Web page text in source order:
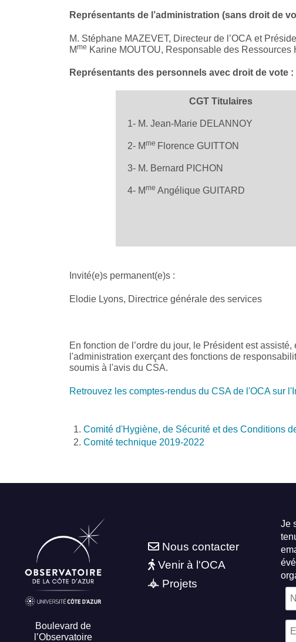
Représentants de l’administration (sans droit de
M. Stéphane MAZEVET, Directeur de l’OCA et
Mme Karine MOUTOU, Responsable des Ressources
Représentants des personnels avec droit de vote :
CGT Titulaires
1- M. Jean-Marie DELANNOY
2- Mme Florence GUITTON
3- M. Bernard PICHON
4- Mme Angélique GUITARD
Invité(e)s permanent(e)s :
Elodie Lyons, Directrice générale des services
En fonction de l’ordre du jour, le Président est
l'administration exerçant des fonctions de
soumis à l'avis du CSA.
Retrouvez les comptes-rendus du CSA de l'OCA sur
Comité d'Hygiène, de Sécurité et des Conditions
Comité technique 2019-2022
Boulevard de
l’Observatoire
Nous contacter
Venir à l'OCA
Projets
Je